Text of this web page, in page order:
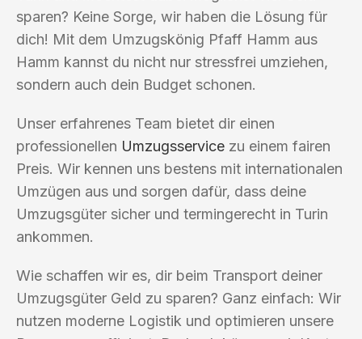
sparen? Keine Sorge, wir haben die Lösung für
dich! Mit dem Umzugskönig Pfaff Hamm aus
Hamm kannst du nicht nur stressfrei umziehen,
sondern auch dein Budget schonen.
Unser erfahrenes Team bietet dir einen
professionellen Umzugsservice zu einem fairen
Preis. Wir kennen uns bestens mit internationalen
Umzügen aus und sorgen dafür, dass deine
Umzugsgüter sicher und termingerecht in Turin
ankommen.
Wie schaffen wir es, dir beim Transport deiner
Umzugsgüter Geld zu sparen? Ganz einfach: Wir
nutzen moderne Logistik und optimieren unsere